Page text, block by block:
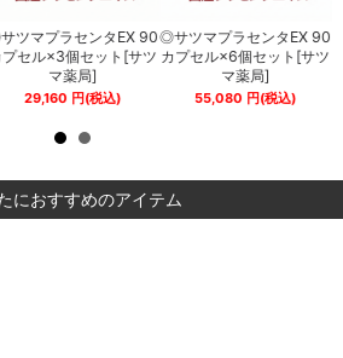
ツマプラセンタEX 90
プセル×3個セット[サツ
マ薬局]
29,160 円(税込)
◎サツマプラセンタEX 90
カプセル×6個セット[サツ
マ薬局]
55,080 円(税込)
におすすめのアイテム